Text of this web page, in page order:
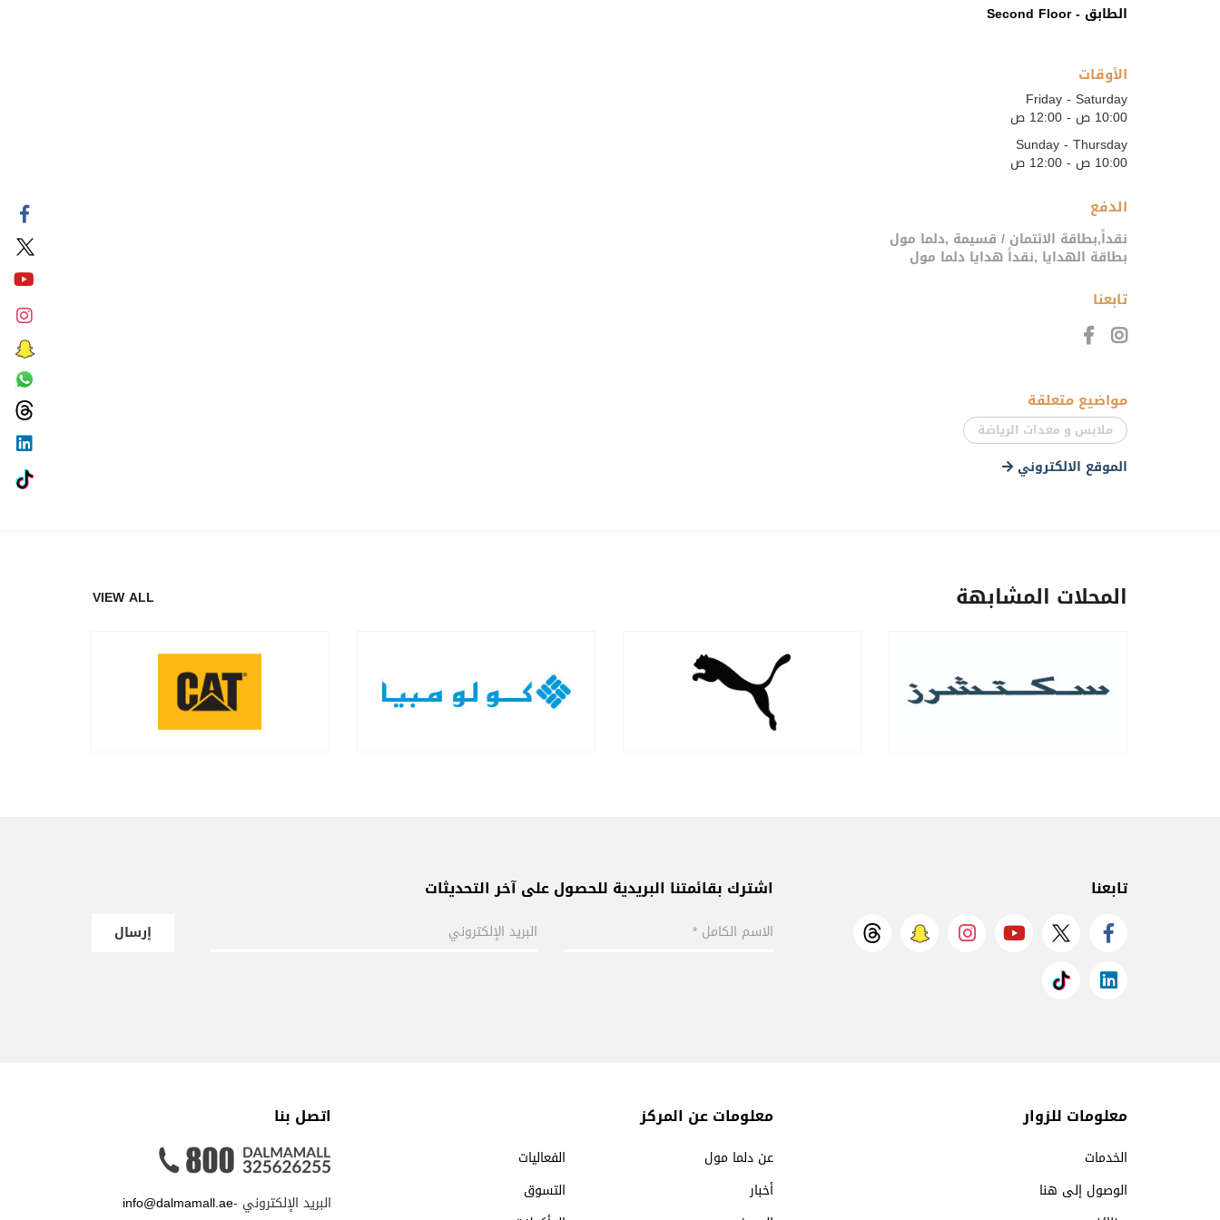
الطابق - Second Floor
الأوقات
Friday - Saturday
10:00 ص - 12:00 ص
Sunday - Thursday
10:00 ص - 12:00 ص
الدفع
نقداً,بطاقة الائتمان / قسيمة ,دلما مول
بطاقة الهدايا ,نقداً هدايا دلما مول
تابعنا
مواضيع متعلقة
ملابس و معدات الرياضة
الموقع الالكتروني
المحلات المشابهة VIEW ALL
تابعنا اشترك بقائمتنا البريدية للحصول على آخر التحديثات
إرسال
معلومات للزوار
الخدمات
الوصول إلى هنا
معلومات عن المركز
عن دلما مول
الفعاليات
أخبار
التسوق
اتصل بنا
البريد الإلكتروني -info@dalmamall.ae